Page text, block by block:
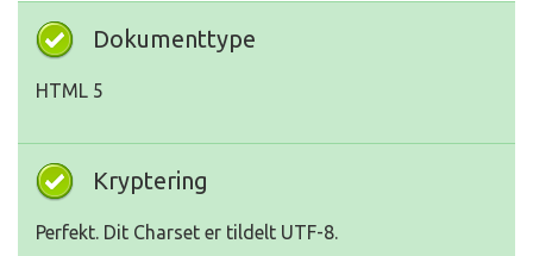
Dokumenttype
HTML 5
Kryptering
Perfekt. Dit Charset er tildelt UTF-8.